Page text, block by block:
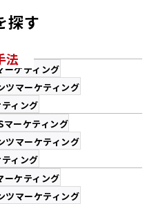
探す
法
ーケティング
ツマーケティング
ィング
マーケティング
ツマーケティング
ィング
ーケティング
ツマーケティング